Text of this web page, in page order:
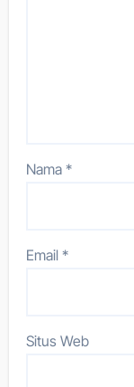
Nama*
Email*
Situs Web